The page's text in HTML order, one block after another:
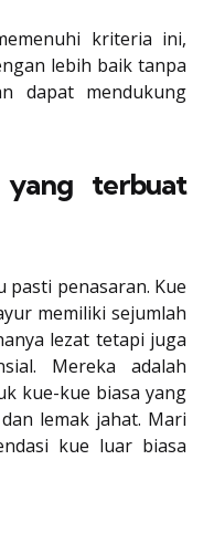
kriteria ini,
lebih baik tanpa
dapat mendukung
yang terbuat
pasti penasaran. Kue
memiliki sejumlah
lezat tetapi juga
Mereka adalah
kue-kue biasa yang
lemak jahat. Mari
kue luar biasa